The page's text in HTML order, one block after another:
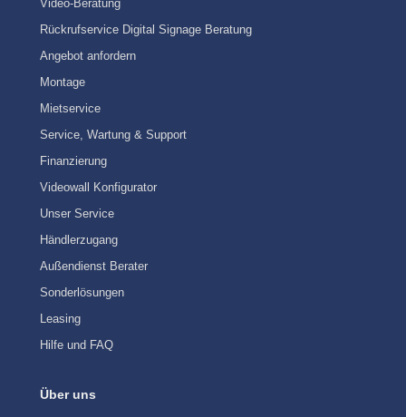
Video-Beratung
Rückrufservice Digital Signage Beratung
Angebot anfordern
Montage
Mietservice
Service, Wartung & Support
Finanzierung
Videowall Konfigurator
Unser Service
Händlerzugang
Außendienst Berater
Sonderlösungen
Leasing
Hilfe und FAQ
Über uns